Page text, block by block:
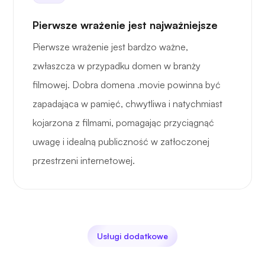
Pierwsze wrażenie jest najważniejsze
Pierwsze wrażenie jest bardzo ważne,
zwłaszcza w przypadku domen w branży
filmowej. Dobra domena .movie powinna być
zapadająca w pamięć, chwytliwa i natychmiast
kojarzona z filmami, pomagając przyciągnąć
uwagę i idealną publiczność w zatłoczonej
przestrzeni internetowej.
Usługi dodatkowe